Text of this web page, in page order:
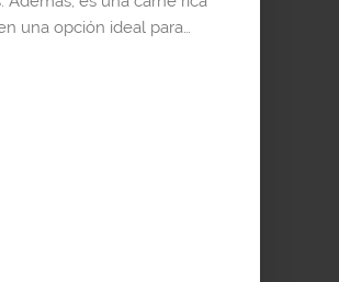
una opción ideal para…